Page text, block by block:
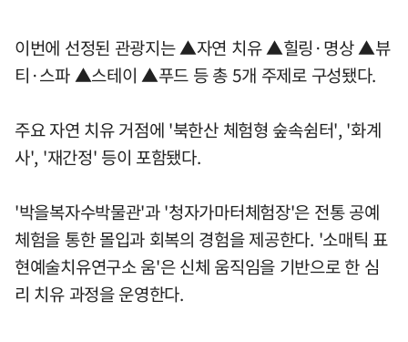
이번에 선정된 관광지는 ▲자연 치유 ▲힐링·명상 ▲뷰
티·스파 ▲스테이 ▲푸드 등 총 5개 주제로 구성됐다.
주요 자연 치유 거점에 '북한산 체험형 숲속쉼터', '화계
사', '재간정' 등이 포함됐다.
'박을복자수박물관'과 '청자가마터체험장'은 전통 공예
체험을 통한 몰입과 회복의 경험을 제공한다. '소매틱 표
현예술치유연구소 움'은 신체 움직임을 기반으로 한 심
리 치유 과정을 운영한다.